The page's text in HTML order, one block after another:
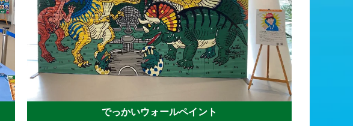
でっかいウォールペイント